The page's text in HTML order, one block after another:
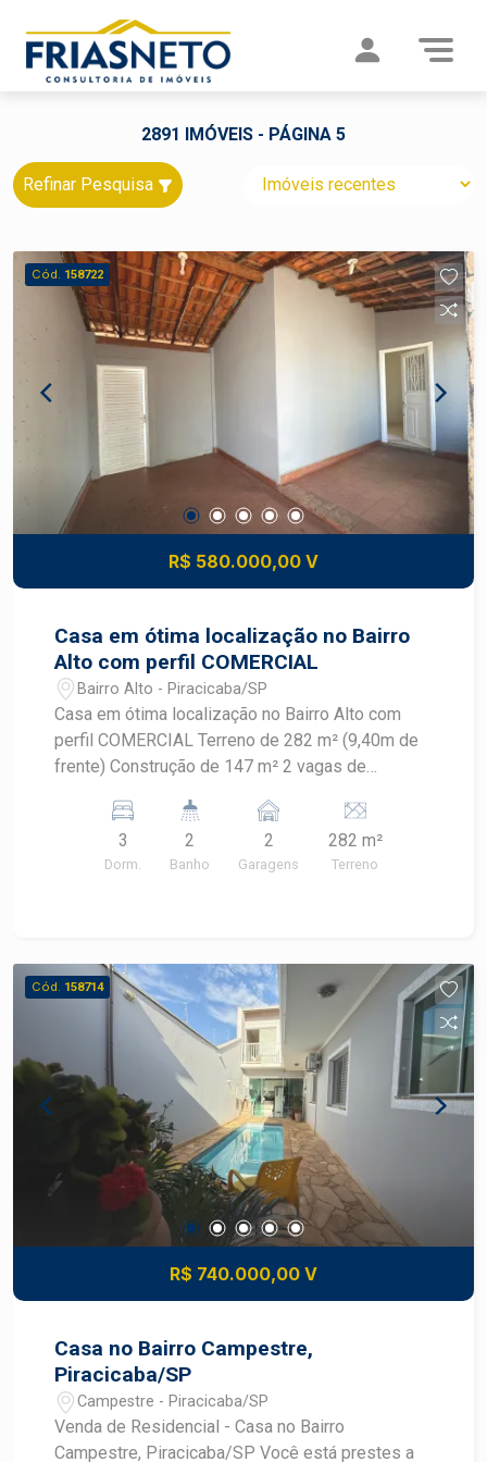
2891 IMÓVEIS - PÁGINA 5
Refinar Pesquisa
Cód. 158722
R$ 580.000,00 V
Casa em ótima localização no Bairro
Alto com perfil COMERCIAL
Bairro Alto - Piracicaba/SP
Casa em ótima localização no Bairro Alto com
perfil COMERCIAL Terreno de 282 m² (9,40m de
frente) Construção de 147 m² 2 vagas de
recuo de estacionamento 3 dormitórios 1
banheiro social Sala Cozinha Quintal com quarto
de despejo e banheiro
3
Dorm.
2
Banho
2
Garagens
282 m²
Terreno
Cód. 158714
R$ 740.000,00 V
Casa no Bairro Campestre,
Piracicaba/SP
Campestre - Piracicaba/SP
Venda de Residencial - Casa no Bairro
Campestre, Piracicaba/SP Você está prestes a